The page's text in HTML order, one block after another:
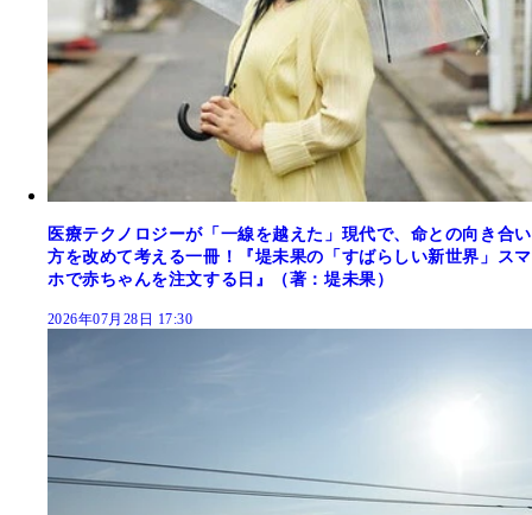
医療テクノロジーが「一線を越えた」現代で、命との向き合い
方を改めて考える一冊！『堤未果の「すばらしい新世界」スマ
ホで赤ちゃんを注文する日』（著：堤未果）
2026年07月28日 17:30